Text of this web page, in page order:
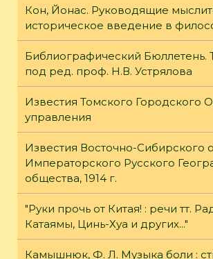
Кон, Йонас. Руководящие
историческое введение в
Библиографический Бюллетень.
под ред. проф. Н.В. Устрялова
Известия Томского Городского
управления
Известия Восточно-Сибирского
Императорского Русского
общества, 1914 г.
"Руки прочь от Китая! : речи тт.
Катаямы, Цинь-Хуа и других..."
Камышнюк, Ф. Л. Музыка боли :